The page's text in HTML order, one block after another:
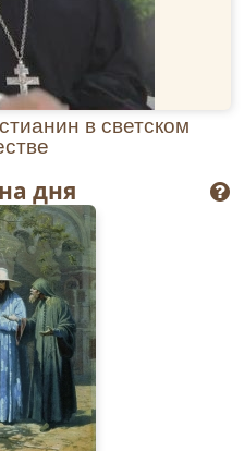
в светском
дня